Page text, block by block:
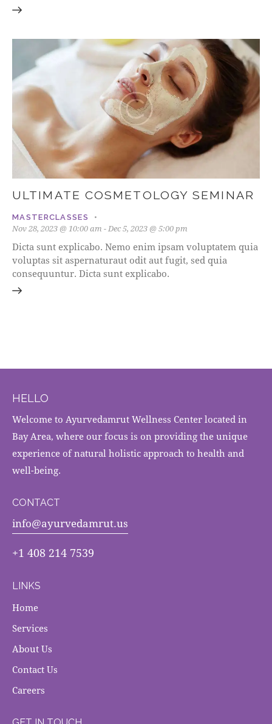
ULTIMATE COSMETOLOGY SEMINAR
MASTERCLASSES
Nov 28, 2023 @ 10:00 am -Dec 5, 2023 @ 5:00 pm
Dicta sunt explicabo. Nemo enim ipsam voluptatem quia
voluptas sit aspernaturaut odit aut fugit, sed quia
consequuntur. Dicta sunt explicabo.
HELLO
Welcome to Ayurvedamrut Wellness Center located in
Bay Area, where our focus is on providing the unique
experience of natural holistic approach to health and
well-being.
CONTACT
info@ayurvedamrut.us
+1 408 214 7539
LINKS
Home
Services
About Us
Contact Us
Careers